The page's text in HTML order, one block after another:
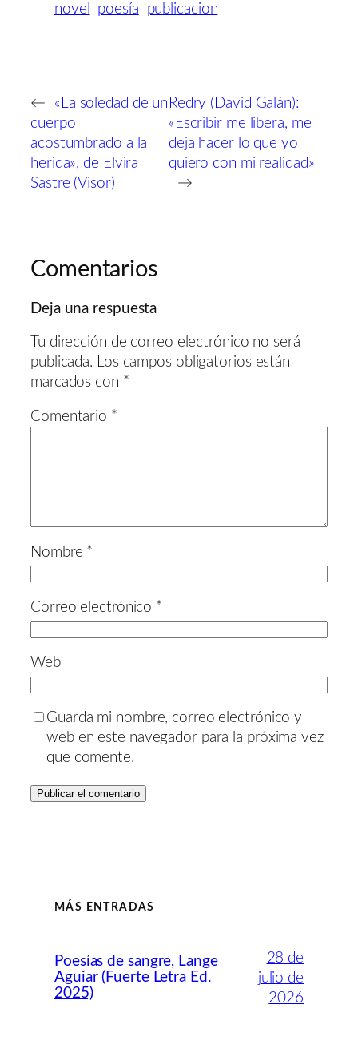
novel
poesía publicacion
←
«La soledad de un
cuerpo
acostumbrado a la
herida», de Elvira
Sastre (Visor)
Redry (David Galán):
«Escribir me libera, me
deja hacer lo que yo
quiero con mi realidad»
→
Comentarios
Deja una respuesta
Tu dirección de correo electrónico no será
publicada. Los campos obligatorios están
marcados con *
Comentario *
Nombre *
Correo electrónico *
Web
Guarda mi nombre, correo electrónico y
web en este navegador para la próxima vez
que comente.
MÁS ENTRADAS
Poesías de sangre, Lange
Aguiar (Fuerte Letra Ed.
2025)
28 de
julio de
2026